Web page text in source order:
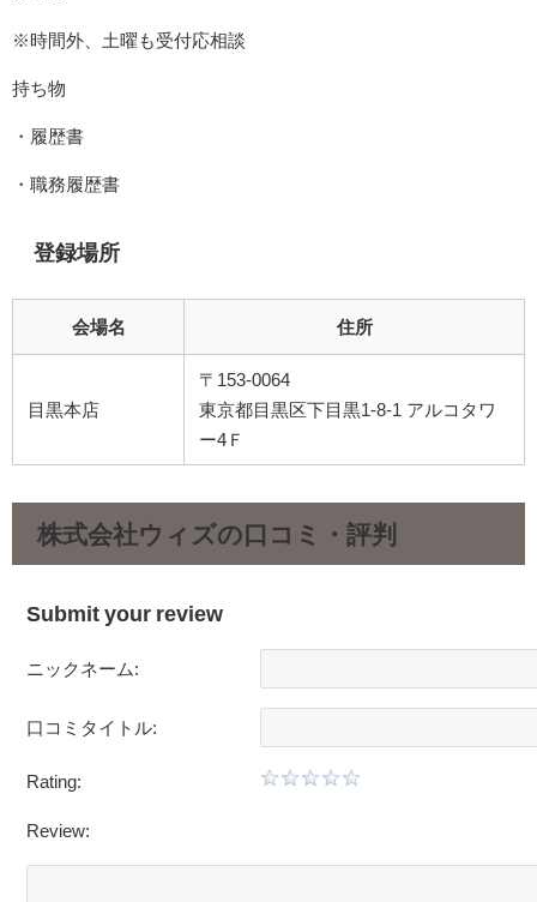
※時間外、土曜も受付応相談
持ち物
・履歴書
・職務履歴書
登録場所
会場名 住所
目黒本店
〒153-0064
東京都目黒区下目黒1-8-1 アルコタワ
ー4Ｆ
株式会社ウィズの口コミ・評判
Submit your review
ニックネーム:
口コミタイトル:
Rating:
Review: